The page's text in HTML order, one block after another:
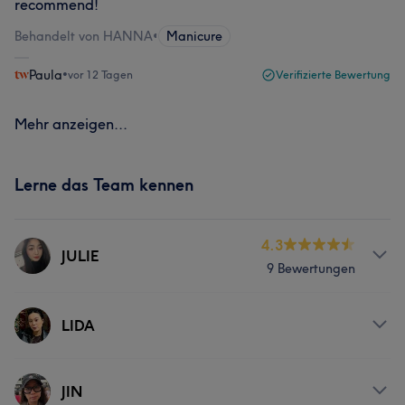
recommend!
Behandelt von HANNA• Manicure
Paula•vor 12 Tagen Verifizierte Bewertung
Mehr anzeigen...
Lerne das Team kennen
JULIE
4.3
9 Bewertungen
ServicesLIDA
ServicesJIN